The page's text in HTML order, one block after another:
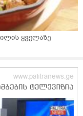
ყველაზე